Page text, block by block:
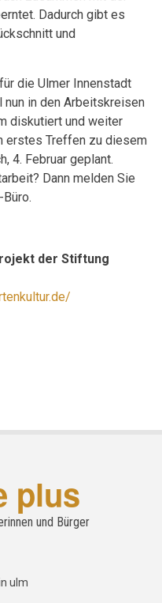
Dadurch gibt es
und
die Ulmer Innenstadt
in den Arbeitskreisen
diskutiert und weiter
erstes Treffen zu diesem
4. Februar geplant.
Dann melden Sie
der Stiftung
plus
und Bürger
ulm